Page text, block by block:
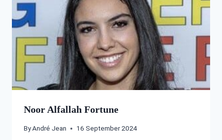
Noor Alfallah Fortune
ByAndré Jean 16 September 2024